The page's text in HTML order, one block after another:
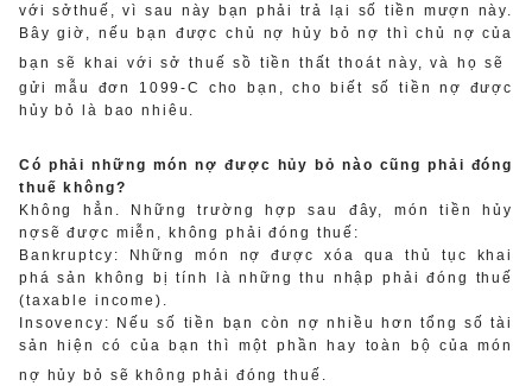
với sởthuế, vì sau này bạn phải trả lại số tiền mượn này.
Bây giờ, nếu bạn được chủ nợ hủy bỏ nợ thì chủ nợ của
bạn sẽ khai với sở thuế sồ tiền thất thoát này, và họ sẽ
gửi mẫu đơn 1099-C cho bạn, cho biết số tiền nợ được
hủy bỏ là bao nhiêu.
Có phải những món nợ được hủy bỏ nào cũng phải đóng
thuế không?
Không hẳn. Những trường hợp sau đây, món tiền hủy
nợsẽ được miễn, không phải đóng thuế:
Bankruptcy: Những món nợ được xóa qua thủ tục khai
phá sản không bị tính là những thu nhập phải đóng thuế
(taxable income).
Insovency: Nếu số tiền bạn còn nợ nhiều hơn tổng số tài
sản hiện có của bạn thì một phần hay toàn bộ của món
nợ hủy bỏ sẽ không phải đóng thuế.